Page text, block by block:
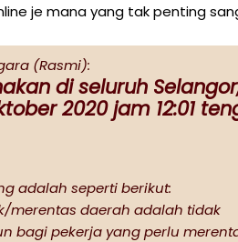
je mana yang tak penting
(Rasmi):
di seluruh
2020 jam 12:01
adalah seperti berikut:
merentas daerah adalah tidak
bagi pekerja yang perlu